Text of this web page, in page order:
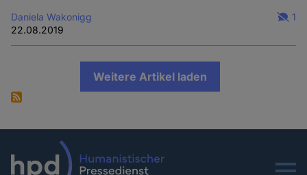
Daniela Wakonigg
22.08.2019
1
Weitere Artikel laden